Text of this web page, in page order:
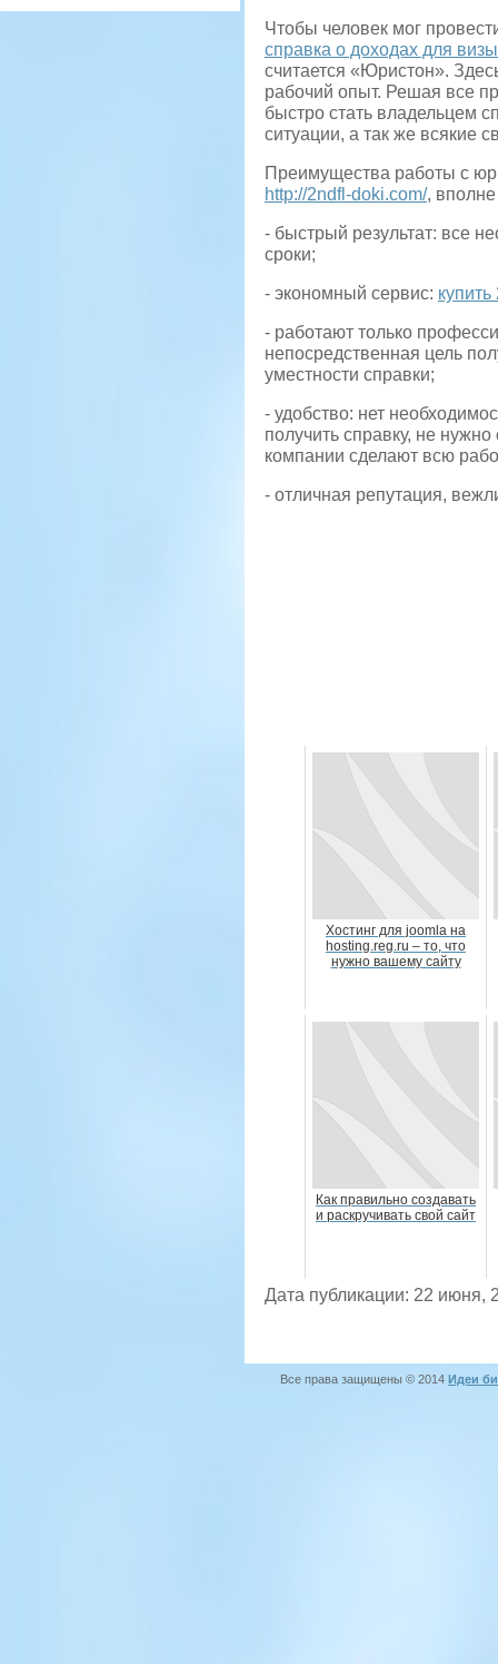
Чтобы человек мог
справка о доходах для визы
считается «Юристон».
рабочий опыт. Решая все
быстро стать владельцем
ситуации, а так же всякие
Преимущества работы с
http://2ndfl-doki.com/,
- быстрый результат: все
сроки;
- экономный сервис:
- работают только
непосредственная цель
уместности справки;
- удобство: нет
получить справку, не
компании сделают всю
- отличная репутация,
Хостинг для joomla на
hosting.reg.ru – то, что
нужно вашему сайту
Как правильно создавать
и раскручивать свой сайт
Дата публикации: 22 июня,
Все права защищены © 2014 Идеи